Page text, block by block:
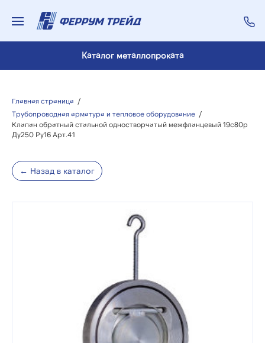
Каталог металлопроката
Главная страница /
Трубопроводная арматура и тепловое оборудование /
Клапан обратный стальной одностворчатый межфланцевый 19с80р
Ду250 Ру16 Арт.41
← Назад в каталог